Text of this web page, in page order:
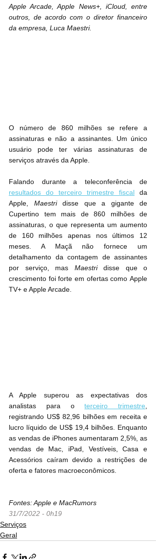
Apple Arcade, Apple News+, iCloud, entre
outros, de acordo com o diretor financeiro
da empresa, Luca Maestri.
O número de 860 milhões se refere a
assinaturas e não a assinantes. Um único
usuário pode ter várias assinaturas de
serviços através da Apple.
resultados do terceiro trimestre fiscal da
Apple, Maestri disse que a gigante de
Cupertino tem mais de 860 milhões de
assinaturas, o que representa um aumento
de 160 milhões apenas nos últimos 12
meses. A Maçã não fornece um
detalhamento da contagem de assinantes
por serviço, mas Maestri disse que o
crescimento foi forte em ofertas como ‌Apple
TV+‌ e Apple Arcade.
A Apple superou as expectativas dos
analistas para o terceiro trimestre
registrando US$ 82,96 bilhões em receita e
lucro líquido de US$ 19,4 bilhões. Enquanto
as vendas de iPhones aumentaram 2,5%, as
vendas de Mac, iPad, Vestíveis, Casa e
Acessórios caíram devido a restrições de
oferta e fatores macroeconômicos.
Fontes: Apple e MacRumors
31/7/2022 - 0h19
Serviços
Geral